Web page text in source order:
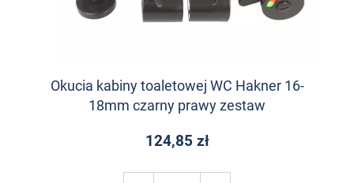
Okucia kabiny toaletowej WC Hakner 16-
18mm czarny prawy zestaw
124,85 zł